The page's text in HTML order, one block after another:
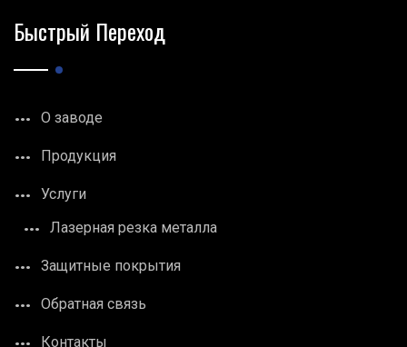
Быстрый Переход
О заводе
Продукция
Услуги
Лазерная резка металла
Защитные покрытия
Обратная связь
Контакты